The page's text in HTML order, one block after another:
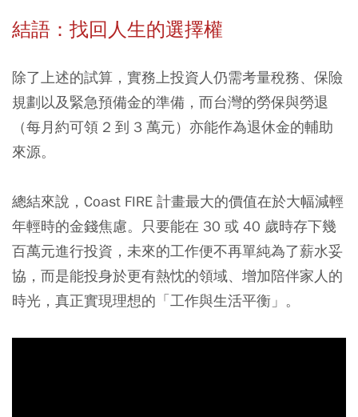
結語：找回人生的選擇權
除了上述的試算，實務上投資人仍需考量稅務、保險
規劃以及緊急預備金的準備，而台灣的勞保與勞退
（每月約可領 2 到 3 萬元）亦能作為退休金的輔助
來源。
總結來說，Coast FIRE 計畫最大的價值在於大幅減輕
年輕時的金錢焦慮。只要能在 30 或 40 歲時存下幾
百萬元進行投資，未來的工作便不再單純為了薪水妥
協，而是能投身於更有熱忱的領域、增加陪伴家人的
時光，真正實現理想的「工作與生活平衡」。